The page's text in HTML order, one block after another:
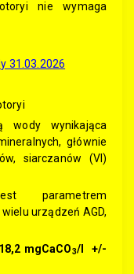
nie wymaga
31.03.2026
wody wynikająca
głównie
siarczanów (VI)
parametrem
urządzeń AGD,
mgCaCO3/l +/-